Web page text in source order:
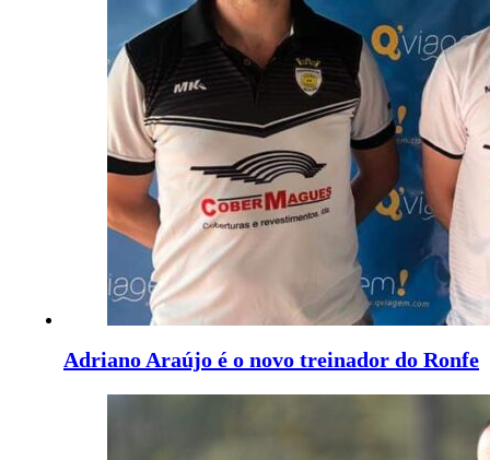
Adriano Araújo é o novo treinador do Ronfe